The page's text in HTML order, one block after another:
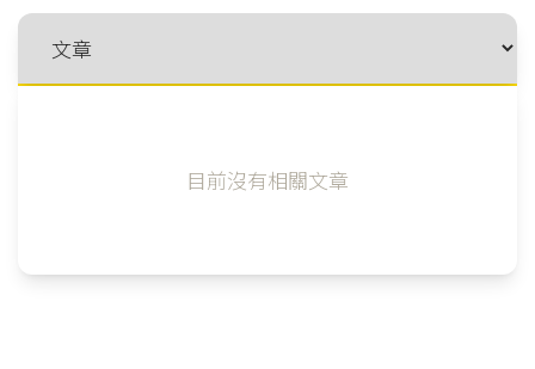
目前沒有相關文章